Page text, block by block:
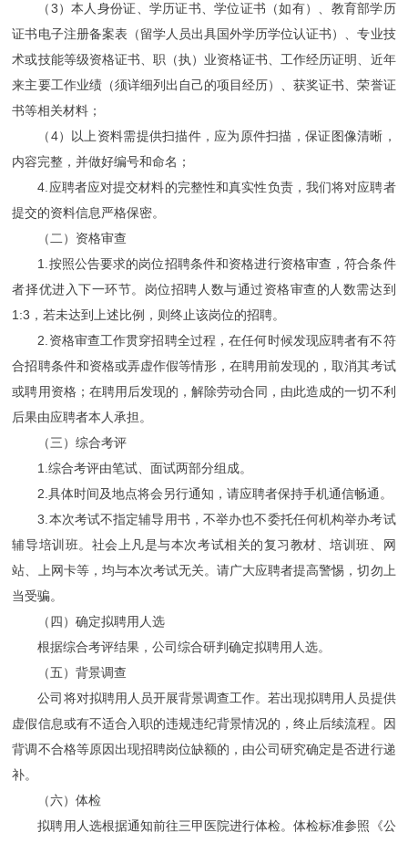
（3）本人身份证、学历证书、学位证书（如有）、教育部学历
证书电子注册备案表（留学人员出具国外学历学位认证书）、专业技
术或技能等级资格证书、职（执）业资格证书、工作经历证明、近年
来主要工作业绩（须详细列出自己的项目经历）、获奖证书、荣誉证
书等相关材料；
（4）以上资料需提供扫描件，应为原件扫描，保证图像清晰，
内容完整，并做好编号和命名；
4.应聘者应对提交材料的完整性和真实性负责，我们将对应聘者
提交的资料信息严格保密。
（二）资格审查
1.按照公告要求的岗位招聘条件和资格进行资格审查，符合条件
者择优进入下一环节。岗位招聘人数与通过资格审查的人数需达到
1:3，若未达到上述比例，则终止该岗位的招聘。
2.资格审查工作贯穿招聘全过程，在任何时候发现应聘者有不符
合招聘条件和资格或弄虚作假等情形，在聘用前发现的，取消其考试
或聘用资格；在聘用后发现的，解除劳动合同，由此造成的一切不利
后果由应聘者本人承担。
（三）综合考评
1.综合考评由笔试、面试两部分组成。
2.具体时间及地点将会另行通知，请应聘者保持手机通信畅通。
3.本次考试不指定辅导用书，不举办也不委托任何机构举办考试
辅导培训班。社会上凡是与本次考试相关的复习教材、培训班、网
站、上网卡等，均与本次考试无关。请广大应聘者提高警惕，切勿上
当受骗。
（四）确定拟聘用人选
根据综合考评结果，公司综合研判确定拟聘用人选。
（五）背景调查
公司将对拟聘用人员开展背景调查工作。若出现拟聘用人员提供
虚假信息或有不适合入职的违规违纪背景情况的，终止后续流程。因
背调不合格等原因出现招聘岗位缺额的，由公司研究确定是否进行递
补。
（六）体检
拟聘用人选根据通知前往三甲医院进行体检。体检标准参照《公